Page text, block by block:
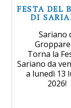
FESTA DEL
DI
Sariano
Torna la
Sariano da
a lunedì 13
2026!